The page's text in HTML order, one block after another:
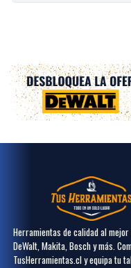
Herramientas de calidad al
DeWalt, Makita, Bosch y más.
TusHerramientas.cl y equipa tu